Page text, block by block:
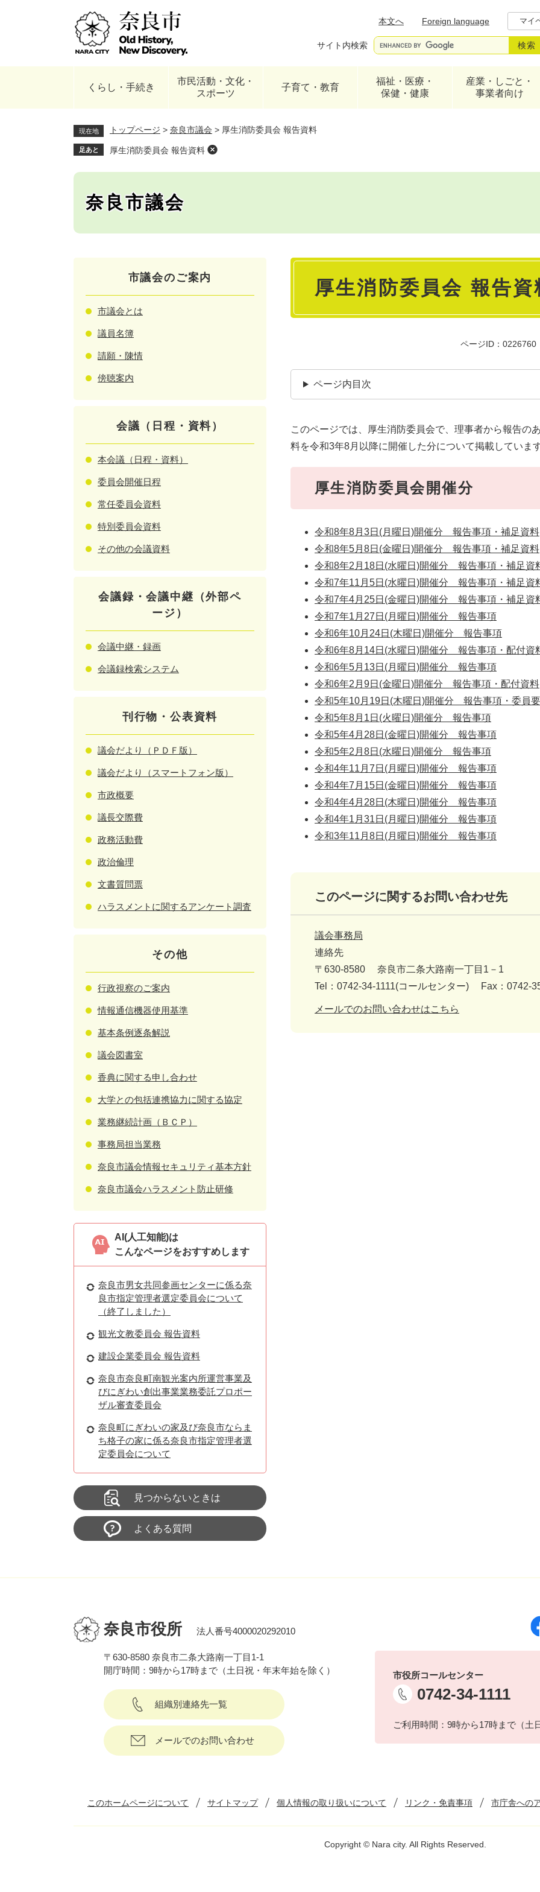
本文へ
Foreign language マイ
サイト内検索
くらし・手続き
市民活動・文化・
スポーツ
子育て・教育
福祉・医療・
保健・健康
産業・しごと・
事業者向け
現在地 トップページ > 奈良市議会 > 厚生消防委員会 報告資料
足あと 厚生消防委員会 報告資料
奈良市議会
本
厚生消防委員会 報告資
ページID：0226760
ページ内目次
このページでは、厚生消防委員会で、理事者から報告の
料を令和3年8月以降に開催した分について掲載していま
厚生消防委員会開催分
令和8年8月3日(月曜日)開催分 報告事項・補足資料
令和8年5月8日(金曜日)開催分 報告事項・補足資料
令和8年2月18日(水曜日)開催分 報告事項・補足資
令和7年11月5日(水曜日)開催分 報告事項・補足資
令和7年4月25日(金曜日)開催分 報告事項・補足資
令和7年1月27日(月曜日)開催分 報告事項
令和6年10月24日(木曜日)開催分 報告事項
令和6年8月14日(水曜日)開催分 報告事項・配付資
令和6年5月13日(月曜日)開催分 報告事項
令和6年2月9日(金曜日)開催分 報告事項・配付資料
令和5年10月19日(木曜日)開催分 報告事項・委員
令和5年8月1日(火曜日)開催分 報告事項
令和5年4月28日(金曜日)開催分 報告事項
令和5年2月8日(水曜日)開催分 報告事項
令和4年11月7日(月曜日)開催分 報告事項
令和4年7月15日(金曜日)開催分 報告事項
令和4年4月28日(木曜日)開催分 報告事項
令和4年1月31日(月曜日)開催分 報告事項
令和3年11月8日(月曜日)開催分 報告事項
このページに関するお問い合わせ先
議会事務局
連絡先
〒630-8580
奈良市二条大路南一丁目1－1
Tel：0742-34-1111(コールセンター)
Fax：0742-
メールでのお問い合わせはこちら
市議会のご案内
市議会とは
議員名簿
請願・陳情
傍聴案内
会議（日程・資料）
本会議（日程・資料）
委員会開催日程
常任委員会資料
特別委員会資料
その他の会議資料
会議録・会議中継（外部ペ
ージ）
会議中継・録画
会議録検索システム
刊行物・公表資料
議会だより（ＰＤＦ版）
議会だより（スマートフォン版）
市政概要
議長交際費
政務活動費
政治倫理
文書質問票
ハラスメントに関するアンケート調査
その他
行政視察のご案内
情報通信機器使用基準
基本条例逐条解説
議会図書室
香典に関する申し合わせ
大学との包括連携協力に関する協定
業務継続計画（ＢＣＰ）
事務局担当業務
奈良市議会情報セキュリティ基本方針
奈良市議会ハラスメント防止研修
AI(人工知能)は
こんなページをおすすめします
奈良市男女共同参画センターに係る奈
良市指定管理者選定委員会について
（終了しました）
観光文教委員会 報告資料
建設企業委員会 報告資料
奈良市奈良町南観光案内所運営事業及
びにぎわい創出事業業務委託プロポー
ザル審査委員会
奈良町にぎわいの家及び奈良市ならま
ち格子の家に係る奈良市指定管理者選
定委員会について
見つからないときは
よくある質問
奈良市役所 法人番号4000020292010
〒630-8580 奈良市二条大路南一丁目1-1
開庁時間：9時から17時まで（土日祝・年末年始を除く）
組織別連絡先一覧
メールでのお問い合わせ
市役所コールセンター
0742-34-1111
ご利用時間：9時から17時まで（土
このホームページについて サイトマップ 個人情報の取り扱いについて リンク・免責事項 市庁舎への
Copyright © Nara city. All Rights Reserved.